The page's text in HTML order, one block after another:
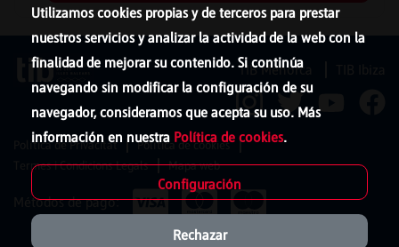
Utilizamos cookies propias y de terceros para prestar
nuestros servicios y analizar la actividad de la web con la
finalidad de mejorar su contenido. Si continúa
navegando sin modificar la configuración de su
navegador, consideramos que acepta su uso. Más
información en nuestra Política de cookies.
Configuración
Rechazar
TIB Menorca
Política de Privacitat
Política de cookies
Termes i Condicions Legals
Mapa web
Métodos de pago: